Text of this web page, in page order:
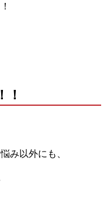
！
み以外にも、